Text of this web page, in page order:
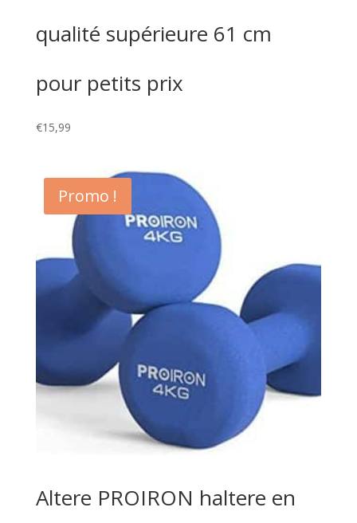
qualité supérieure 61 cm
pour petits prix
€15,99
Promo !
Altere PROIRON haltere en